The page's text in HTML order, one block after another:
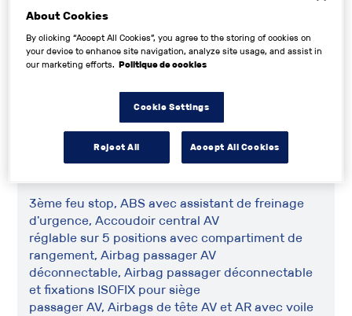
Année
Kilométrage 151000 km
Diesel
3ème feu stop, ABS avec assistant de freinage
d'urgence, Accoudoir central AV
réglable sur 5 positions avec compartiment de
rangement, Airbag passager AV
déconnectable, Airbag passager déconnectable
et fixations ISOFIX pour siège
passager AV, Airbags de tête AV et AR avec voile
About Cookies
By clicking “Accept All Cookies”, you agree to the storing of cookies on
your device to enhance site navigation, analyze site usage, and assist in
our marketing efforts. Politique de cookies
Cookie Settings
Reject All Accept All Cookies